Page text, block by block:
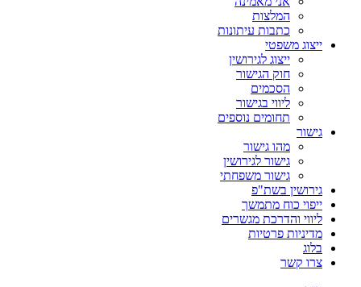
המלצות
כתבות עיתונות
ייצוג משפטי
ייצוג לגירושין
חוק הגישור
הסכמים
ליווי בגישור
תחומים נוספים
גישור
מהו גישור
גישור לגירושין
גישור משפחתי
גירושין בשת"פ
ייפוי כוח מתמשך
ליווי והדרכת מגשרים
מדיניות פרטיות
בלוג
צרו קשר